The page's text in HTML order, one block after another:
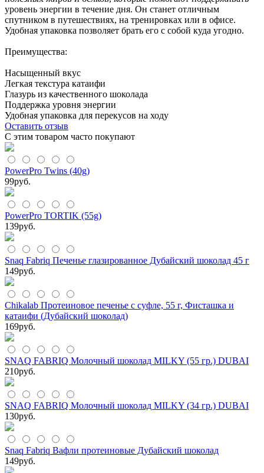
уровень энергии в течение дня. Он станет отличным
спутником в путешествиях, на тренировках или в офисе.
Удобная упаковка позволяет брать его с собой куда угодно.
Преимущества:
Насыщенный вкус
Легкая текстура катаифи
Глазурь из качественного шоколада
Поддержка уровня энергии
Удобная упаковка для перекусов на ходу
Оставить отзыв
С этим товаром часто покупают
PowerPro Twins (40g)
99руб.
PowerPro TORTIK (55g)
139руб.
Snaq Fabriq Печенье глазированное Дубайский шоколад 45 г
149руб.
Chikalab Протеиновое печенье с суфле, 55 г, Фисташка и
катаифи (Дубайский шоколад)
169руб.
SNAQ FABRIQ Молочный шоколад MILKY (55 гр.) DUBAI
210руб.
SNAQ FABRIQ Молочный шоколад MILKY (34 гр.) DUBAI
130руб.
Snaq Fabriq Вафли протеиновые Дубайский шоколад
149руб.